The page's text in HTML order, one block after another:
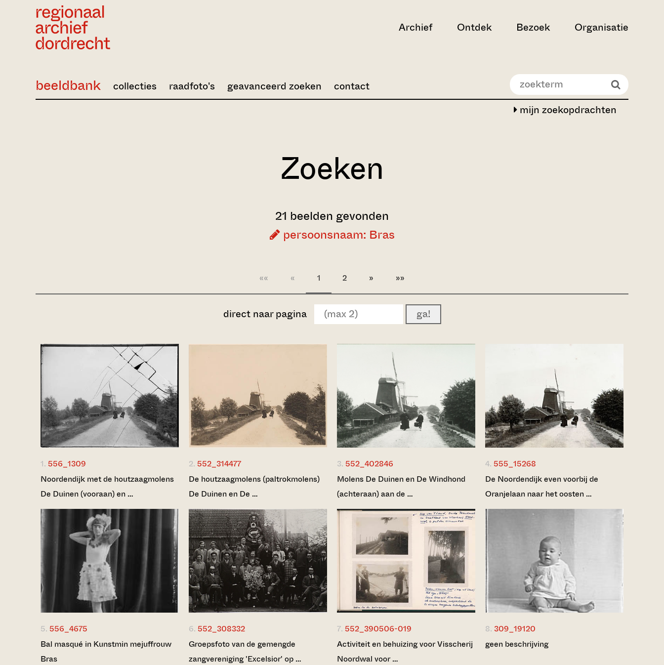
Archief Ontdek Bezoek Organisatie
mijn zoekopdrachten
beeldbank collecties raadfoto's geavanceerd zoeken contact
Zoeken
21 beelden gevonden
persoonsnaam: Bras
«« « 1 2 » »»
direct naar pagina ga!
1. 556_1309
Noordendijk met de houtzaagmolens
De Duinen (vooraan) en …
2. 552_314477
De houtzaagmolens (paltrokmolens)
De Duinen en De …
3. 552_402846
Molens De Duinen en De Windhond
(achteraan) aan de …
4. 555_15268
De Noordendijk even voorbij de
Oranjelaan naar het oosten …
5. 556_4675
Bal masqué in Kunstmin mejuffrouw
Bras
6. 552_308332
Groepsfoto van de gemengde
zangvereniging 'Excelsior' op …
7. 552_390506-019
Activiteit en behuizing voor Visscherij
Noordwal voor …
8. 309_19120
geen beschrijving